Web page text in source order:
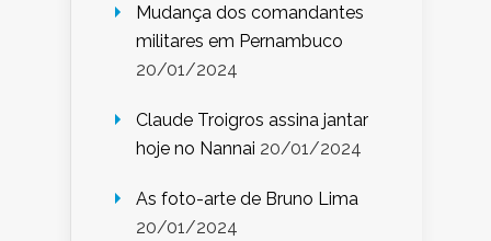
Mudança dos comandantes
militares em Pernambuco
20/01/2024
Claude Troigros assina jantar
hoje no Nannai 20/01/2024
As foto-arte de Bruno Lima
20/01/2024